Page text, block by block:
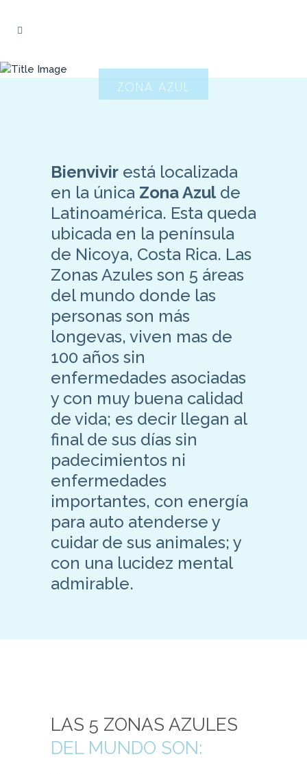
ZONA AZUL
Bienvivir está localizada
en la única Zona Azulde
Latinoamérica. Esta queda
ubicada en la península
de Nicoya, Costa Rica. Las
Zonas Azules son 5 áreas
del mundo donde las
personas son más
longevas, viven mas de
100 años sin
enfermedades asociadas
y con muy buena calidad
de vida; es decir llegan al
final de sus días sin
padecimientos ni
enfermedades
importantes, con energía
para auto atenderse y
cuidar de sus animales; y
con una lucidez mental
admirable.
LAS 5 ZONAS AZULES
DEL MUNDO SON: